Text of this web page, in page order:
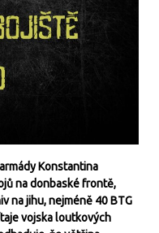
Konstantina
na donbaské frontě,
na jihu, nejméně 40 BTG
vojska loutkových